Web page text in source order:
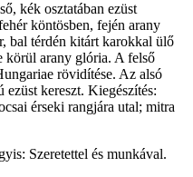
kék osztatában ezüst
köntösben, fején arany
bal térdén kitárt karokkal ülő
körül arany glória. A felső
rövidítése. Az alsó
ezüst kereszt. Kiegészítés:
érseki rangjára utal; mitra
Szeretettel és munkával.